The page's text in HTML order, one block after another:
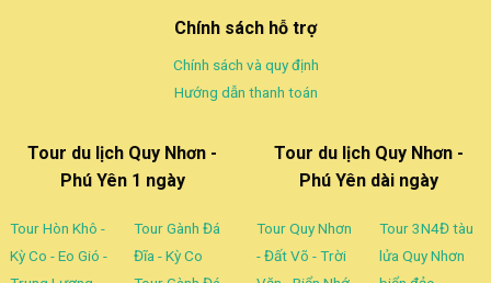
Chính sách hỗ trợ
Chính sách và quy định
Hướng dẫn thanh toán
Tour du lịch Quy Nhơn -
Phú Yên 1 ngày
Tour Hòn Khô -
Kỳ Co - Eo Gió -
Tour Gành Đá
Đĩa - Kỳ Co
Tour du lịch Quy Nhơn -
Phú Yên dài ngày
Tour Quy Nhơn
- Đất Võ - Trời
Tour 3N4Đ tàu
lửa Quy Nhơn